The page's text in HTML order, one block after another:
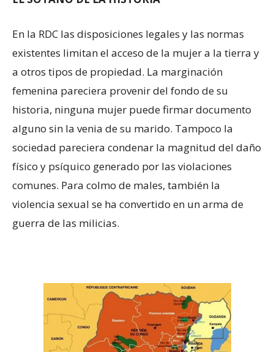
En la RDC las disposiciones legales y las normas
existentes limitan el acceso de la mujer a la tierra y
a otros tipos de propiedad. La marginación
femenina pareciera provenir del fondo de su
historia, ninguna mujer puede firmar documento
alguno sin la venia de su marido. Tampoco la
sociedad pareciera condenar la magnitud del daño
físico y psíquico generado por las violaciones
comunes. Para colmo de males, también la
violencia sexual se ha convertido en un arma de
guerra de las milicias.